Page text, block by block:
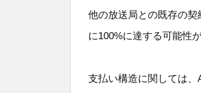
他の放送局との既存の
に100%に達する可能性
支払い構造に関しては